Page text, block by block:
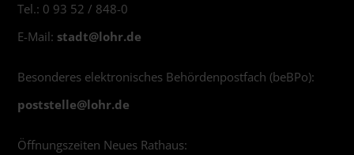
Tel.: 0 93 52 / 848-0
E-Mail: stadt@lohr.de
Besonderes elektronisches Behördenpostfach (beBPo):
poststelle@lohr.de
Öffnungszeiten Neues Rathaus: